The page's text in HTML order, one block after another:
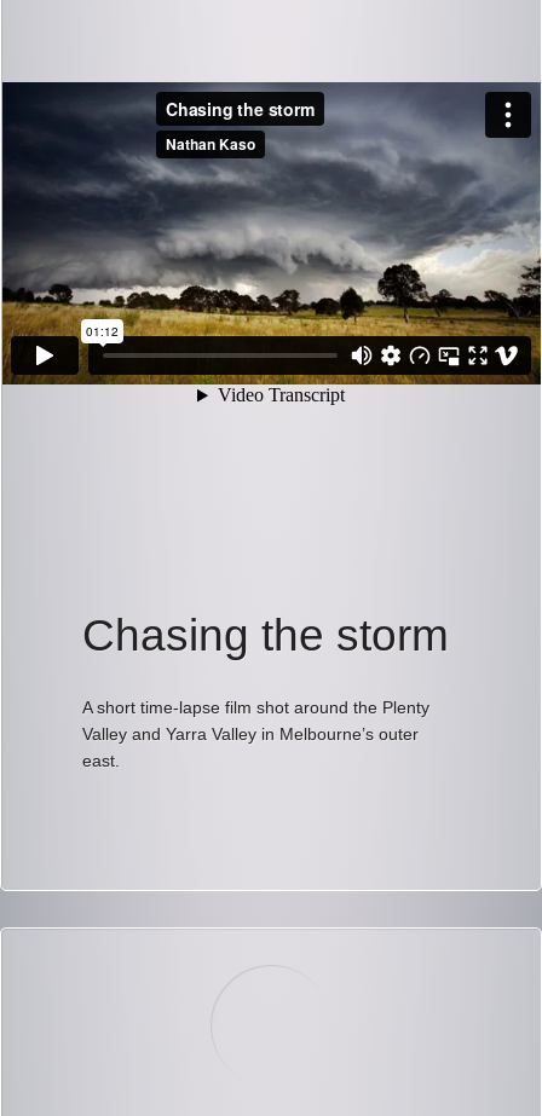
Chasing the storm
A short time-lapse film shot around the Plenty
Valley and Yarra Valley in Melbourne’s outer
east.